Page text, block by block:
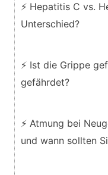
⚡ Hepatitis C vs.
Unterschied?
⚡ Ist die Grippe
gefährdet?
⚡ Atmung bei
und wann sollten